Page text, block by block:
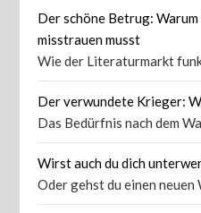
Der schöne Betrug: Warum
misstrauen musst
Wie der Literaturmarkt
Der verwundete Krieger:
Das Bedürfnis nach dem
Wirst auch du dich
Oder gehst du einen neuen